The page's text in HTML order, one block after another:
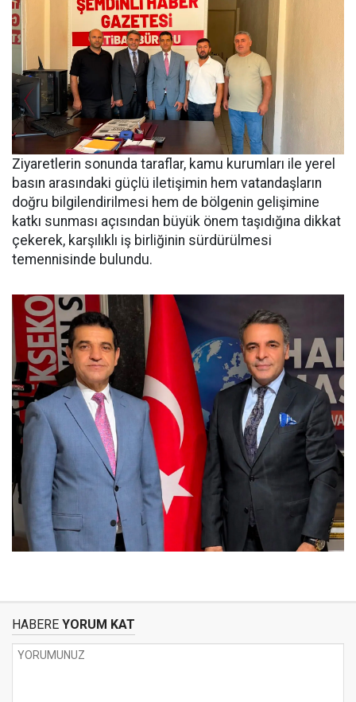
Ziyaretlerin sonunda taraflar, kamu kurumları ile yerel
basın arasındaki güçlü iletişimin hem vatandaşların
doğru bilgilendirilmesi hem de bölgenin gelişimine
katkı sunması açısından büyük önem taşıdığına dikkat
çekerek, karşılıklı iş birliğinin sürdürülmesi
temennisinde bulundu.
HABERE YORUM KAT